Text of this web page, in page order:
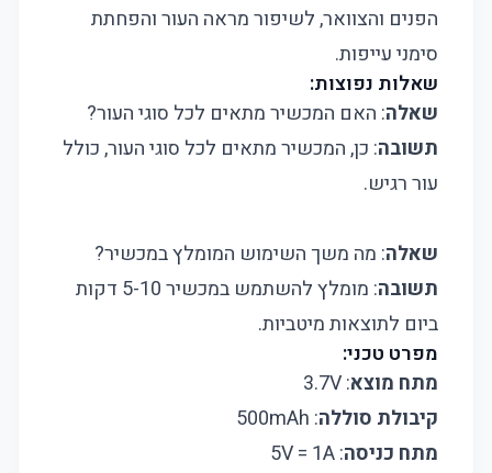
הפנים והצוואר, לשיפור מראה העור והפחתת
סימני עייפות.
שאלות נפוצות:
שאלה: האם המכשיר מתאים לכל סוגי העור?
תשובה: כן, המכשיר מתאים לכל סוגי העור, כולל
עור רגיש.
שאלה: מה משך השימוש המומלץ במכשיר?
תשובה
: מומלץ להשתמש במכשיר 5-10 דקות
ביום לתוצאות מיטביות.
מפרט טכני:
מתח מוצא: 3.7V
קיבולת סוללה: 500mAh
מתח כניסה: 5V = 1A